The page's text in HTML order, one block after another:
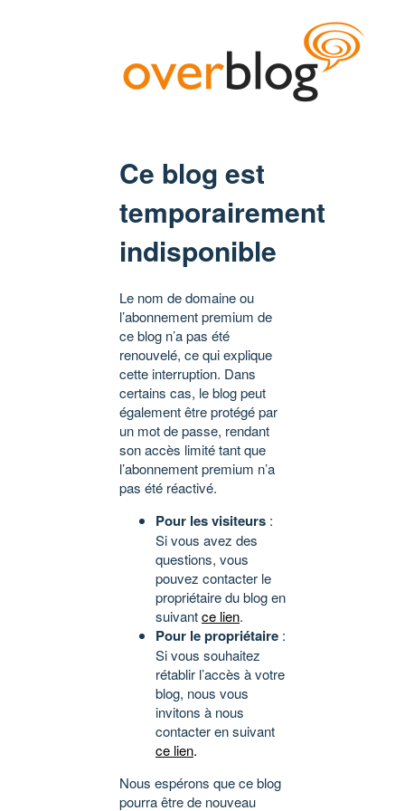
Ce blog est
temporairement
indisponible
Le nom de domaine ou
l’abonnement premium de
ce blog n’a pas été
renouvelé, ce qui explique
cette interruption. Dans
certains cas, le blog peut
également être protégé par
un mot de passe, rendant
son accès limité tant que
l’abonnement premium n’a
pas été réactivé.
Pour les visiteurs :
Si vous avez des
questions, vous
pouvez contacter le
propriétaire du blog en
suivantce lien.
Pour le propriétaire :
Si vous souhaitez
rétablir l’accès à votre
blog, nous vous
invitons à nous
contacter en suivant
ce lien.
Nous espérons que ce blog
pourra être de nouveau